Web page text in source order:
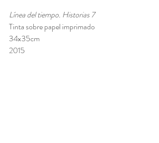
Línea del tiempo. Historias 7
Tinta sobre papel imprimado
34x35cm
2015